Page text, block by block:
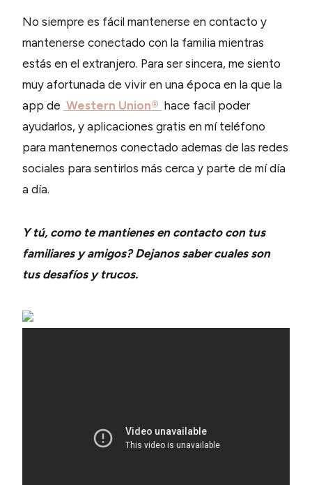
No siempre es fácil mantenerse en contacto y
mantenerse conectado con la familia mientras
estás en el extranjero. Para ser sincera, me siento
muy afortunada de vivir en una época en la que la
app de Western Union® hace facil poder
ayudarlos, y aplicaciones gratis en mí teléfono
para mantenernos conectado ademas de las redes
sociales para sentirlos más cerca y parte de mí día
a día.
Y tú, como te mantienes en contacto con tus
familiares y amigos? Dejanos saber cuales son
tus desafíos y trucos.